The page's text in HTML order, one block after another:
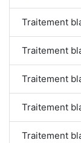
Traitement
Traitement
Traitement
Traitement
Traitement